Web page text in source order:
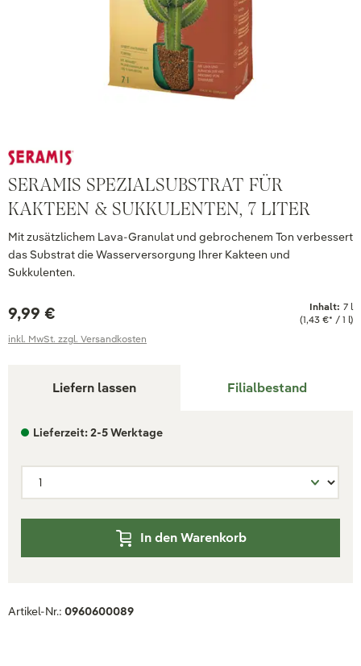
SERAMIS SPEZIALSUBSTRAT FÜR
KAKTEEN & SUKKULENTEN, 7 LITER
Mit zusätzlichem Lava-Granulat und gebrochenem Ton verbessert
das Substrat die Wasserversorgung Ihrer Kakteen und
Sukkulenten.
9,99 € Inhalt: 7 l
(1,43 €* / 1 l)
inkl. MwSt. zzgl. Versandkosten
Liefern lassen Filialbestand
Lieferzeit: 2-5 Werktage
In den Warenkorb
Artikel-Nr.: 0960600089